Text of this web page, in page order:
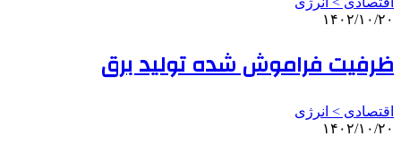
۱۴۰۲/۱۰/۲۰
ظرفیت فراموش شده تولید برق
اقتصادی > انرژی
۱۴۰۲/۱۰/۲۰